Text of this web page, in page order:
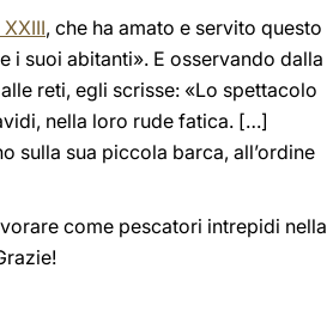
, che ha amato e servito questo
i suoi abitanti». E osservando dalla
reti, egli scrisse: «Lo spettacolo
nella loro rude fatica. […]
sulla sua piccola barca, all’ordine
come pescatori intrepidi nella